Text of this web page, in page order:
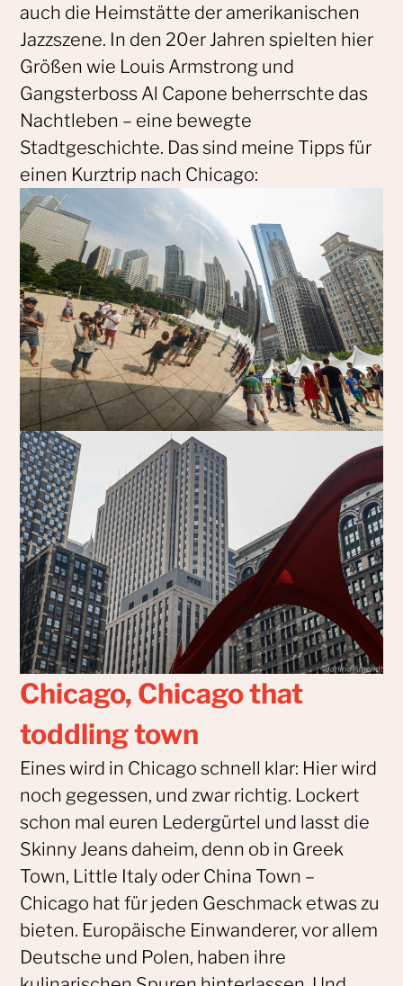
auch die Heimstätte der amerikanischen
Jazzszene. In den 20er Jahren spielten hier
Größen wie Louis Armstrong und
Gangsterboss Al Capone beherrschte das
Nachtleben – eine bewegte
Stadtgeschichte. Das sind meine Tipps für
einen Kurztrip nach Chicago:
Chicago, Chicago that
toddling town
Eines wird in Chicago schnell klar: Hier wird
noch gegessen, und zwar richtig. Lockert
schon mal euren Ledergürtel und lasst die
Skinny Jeans daheim, denn ob in Greek
Town, Little Italy oder China Town –
Chicago hat für jeden Geschmack etwas zu
bieten. Europäische Einwanderer, vor allem
Deutsche und Polen, haben ihre